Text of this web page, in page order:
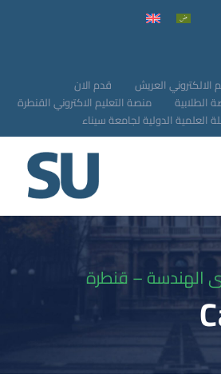
قدم الان
الالكتروني العريش
منصة التعليم الاكتروني القنطرة
الطلابية
العلمية الدولية لجامعة سيناء
الهندسة – قنطرة